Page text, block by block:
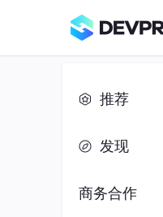
推荐
发现
商务合作